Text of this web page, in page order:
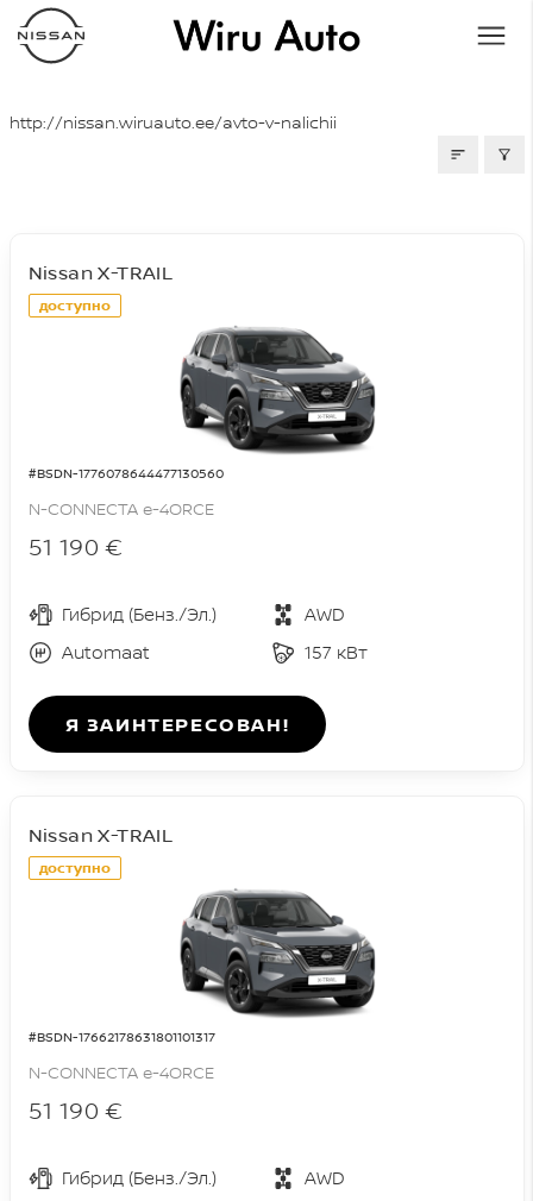
СВОБОДНЫЕ МАШИНЫ
http://nissan.wiruauto.ee/avto-v-nalichii
доступно
#BSDN-1776078644477130560
Nissan X-TRAIL
N-CONNECTA e-4ORCE
51 190 €
Гибрид (Бенз./Эл.)
AWD
Automaat
157 кВт
Я ЗАИНТЕРЕСОВАН!
доступно
#BSDN-17662178631801101317
Nissan X-TRAIL
N-CONNECTA e-4ORCE
51 190 €
Гибрид (Бенз./Эл.)
AWD